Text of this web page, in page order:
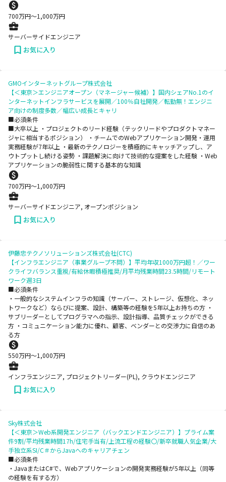
700万円〜1,000万円
サーバーサイドエンジニア
お気に入り
GMOインターネットグループ株式会社
【＜東京＞エンジニアオープン（マネージャー候補）】国内シェアNo.1のイ
ンターネットインフラサービスを展開／100％自社開発／転勤無！エンジニ
ア向けの制度多数／幅広い成長とキャリ
■必須条件
■大卒以上 ・プロジェクトのリード経験（テックリードやプロダクトマネー
ジャに相当するポジション） ・チームでのWebアプリケーション開発・運用
実務経験が7年以上 ・最新のテクノロジーを積極的にキャッチアップし、ア
ウトプットし続ける姿勢 ・課題解決に向けて技術的な提案をした経験 ・Web
アプリケーションの脆弱性に関する基本的な知識
700万円〜1,000万円
サーバーサイドエンジニア, オープンポジション
お気に入り
伊藤忠テクノソリューションズ株式会社(CTC)
【インフラエンジニア（事業グループ不問）】平均年収1000万円超！／ワー
クライフバランス重視/有給休暇積極推奨/月平均残業時間23.5時間/リモート
ワーク週3日
■必須条件
・一般的なシステムインフラの知識（サーバー、ストレージ、仮想化、ネッ
トワークなど）ならびに提案、設計、構築等の経験を5年以上お持ちの方 ・
サブリーダーとしてプログラマへの指示、設計指導、品質チェックができる
方 ・コミュニケーション能力に優れ、顧客、ベンダーとの交渉力に自信のあ
る方
550万円〜1,000万円
インフラエンジニア, プロジェクトリーダー(PL), クラウドエンジニア
お気に入り
Sky株式会社
【＜東京＞Web系開発エンジニア（バックエンドエンジニア）】プライム案
件9割/平均残業時間17h/住宅手当有/上流工程の経験〇/新卒就職人気企業/大
手独立系SI/C＃からJavaへのキャリアチェン
■必須条件
・JavaまたはC#で、Webアプリケーションの開発実務経験が5年以上（同等
の経験を有する方）